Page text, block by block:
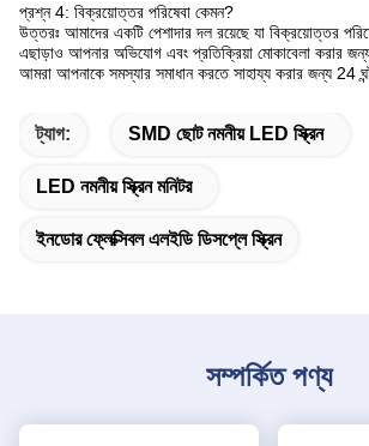
প্রশ্ন 4: বিক্রয়োত্তর পরিষেবা কেমন?
উত্তরঃ আমাদের একটি পেশাদার দল রয়েছে যা বিক্রয়োত্তর
এছাড়াও আপনার অভিযোগ এবং প্রতিক্রিয়া মোকাবেলা করার
আমরা আপনাকে সমস্যার সমাধান করতে সাহায্য করার জন্য 24
ট্যাগ: SMD ছোট নমনীয় LED স্ক্রিন
LED নমনীয় স্ক্রিন মনিটর
ইনডোর ফ্লেক্সিবল এলইডি ডিসপ্লে স্ক্রিন
সম্পর্কিত পণ্য